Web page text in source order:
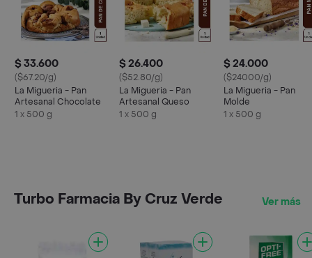
$ 33.600
($67.20/g)
La Migueria - Pan
Artesanal Chocolate
1 x 500 g
$ 26.400
($52.80/g)
La Migueria - Pan
Artesanal Queso
1 x 500 g
$ 24.000
($24000/g)
La Migueria - Pan
Molde
1 x 500 g
Turbo Farmacia By Cruz Verde Ver más